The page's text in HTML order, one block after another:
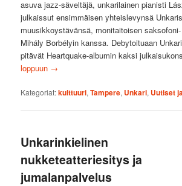
asuva jazz-säveltäjä, unkarilainen pianisti
julkaissut ensimmäisen yhteislevynsä
muusikkoystävänsä, monitaitoisen
Mihály Borbélyin kanssa. Debytoituaan
pitävät Heartquake-albumin kaksi
loppuun →
Kategoriat:kulttuuri,Tampere, Unkari, Uutiset
Unkarinkielinen
nukketeatteriesitys ja
jumalanpalvelus